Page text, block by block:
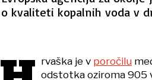
o kvaliteti kopalnih voda v
rvaška je v poročilu
odstotka oziroma 905